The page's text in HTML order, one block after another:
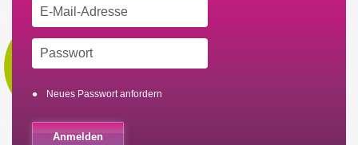
Neues Passwort anfordern